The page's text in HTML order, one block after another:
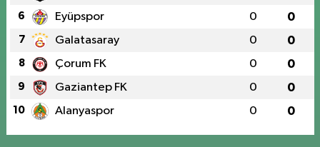
6 Eyüpspor 0 0
7 Galatasaray 0 0
8 Çorum FK 0 0
9 Gaziantep FK 0 0
10 Alanyaspor 0 0